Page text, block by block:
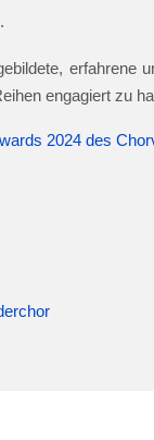
engagiert zu
2024 des